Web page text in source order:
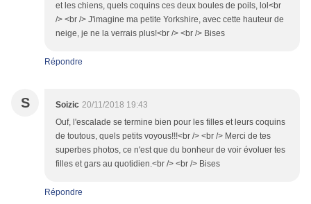
et les chiens, quels coquins ces deux boules de poils, lol<br
/> <br /> J'imagine ma petite Yorkshire, avec cette hauteur de
neige, je ne la verrais plus!<br /> <br /> Bises
Répondre
S Soizic 20/11/2018 19:43
Ouf, l'escalade se termine bien pour les filles et leurs coquins
de toutous, quels petits voyous!!!<br /> <br /> Merci de tes
superbes photos, ce n'est que du bonheur de voir évoluer tes
filles et gars au quotidien.<br /> <br /> Bises
Répondre